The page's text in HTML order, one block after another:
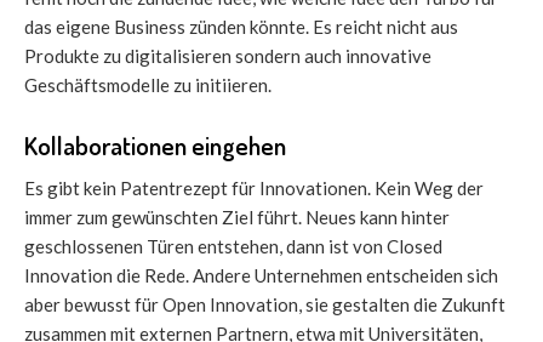
das eigene Business zünden könnte. Es reicht nicht aus
Produkte zu digitalisieren sondern auch innovative
Geschäftsmodelle zu initiieren.
Kollaborationen eingehen
Es gibt kein Patentrezept für Innovationen. Kein Weg der
immer zum gewünschten Ziel führt. Neues kann hinter
geschlossenen Türen entstehen, dann ist von Closed
Innovation die Rede. Andere Unternehmen entscheiden sich
aber bewusst für Open Innovation, sie gestalten die Zukunft
zusammen mit externen Partnern, etwa mit Universitäten,